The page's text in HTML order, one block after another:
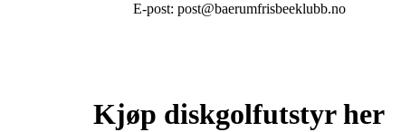
E-post: post@baerumfrisbeeklubb.no
Kjøp diskgolfutstyr her